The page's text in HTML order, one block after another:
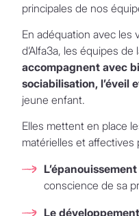
principales de nos
En adéquation avec les
d’Alfa3a, les équipes
accompagnent avec
sociabilisation, l’éveil
jeune enfant.
Elles mettent en place
matérielles et affectives
conscience de sa
Le